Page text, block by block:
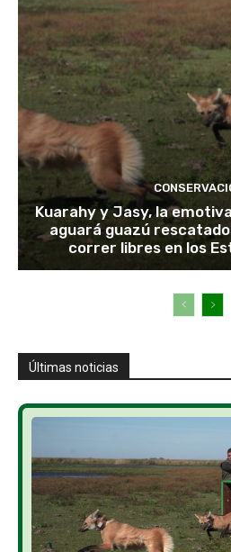
Kuarahy y Jasy, la
aguará guazú
correr libres en los
Últimas noticias